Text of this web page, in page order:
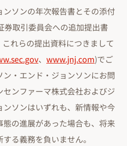
ンソンの年次報告書とその添付
券取引委員会への追加提出書
れらの提出資料につきまして
、 www.jnj.com)でご
・エンド・ジョンソンにお問
ンファーマ株式会社およびジ
ンソンはいずれも、新情報や今
の進展があった場合も、将来
る義務を負いません。